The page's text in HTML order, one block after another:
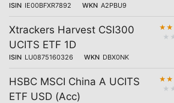
ISIN IE00BFXR7892 WKN A2PBU9
Xtrackers Harvest CSI300
UCITS ETF 1D
ISIN LU0875160326 WKN DBX0NK
★ ★
★
HSBC MSCI China A UCITS
ETF USD (Acc)
★ ★
★